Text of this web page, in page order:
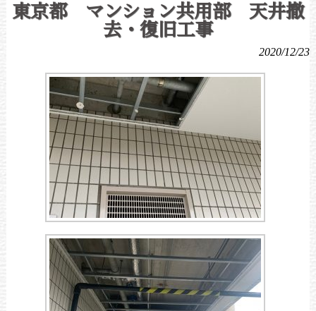
東京都 マンション共用部 天井撤
去・復旧工事
2020/12/23